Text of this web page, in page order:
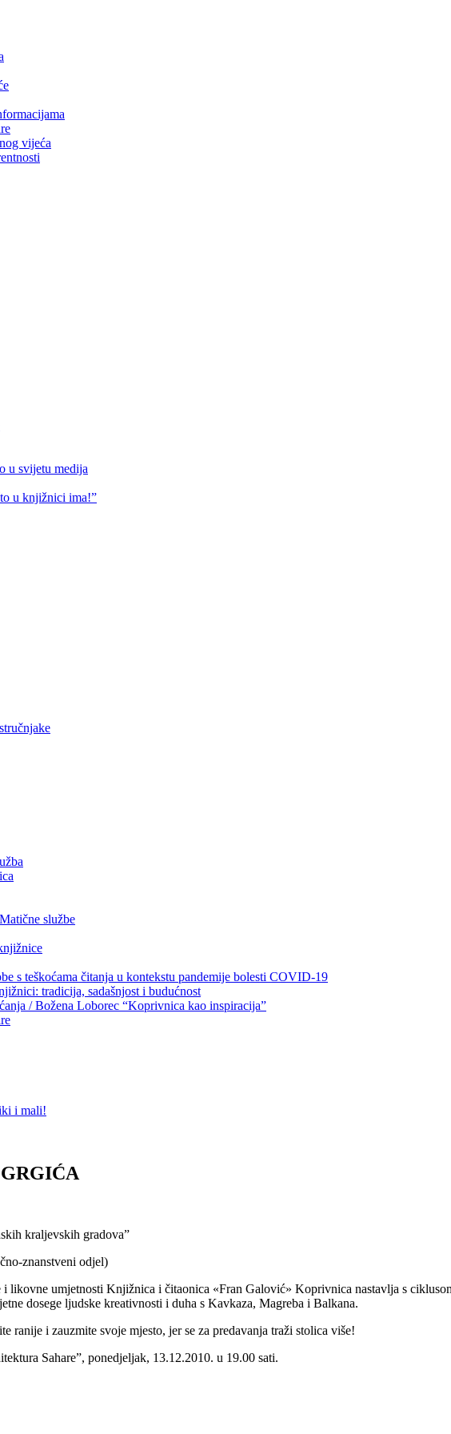
vijeća
u svijetu medija
u knjižnici ima!”
službe
s teškoćama čitanja u kontekstu pandemije bolesti COVID-19
tradicija, sadašnjost i budućnost
/ Božena Loborec “Koprivnica kao inspiracija”
i mali!
kraljevskih gradova”
znanstveni odjel)
likovne umjetnosti Knjižnica i čitaonica «Fran Galović» Koprivnica nastavlja s
dosege ljudske kreativnosti i duha s Kavkaza, Magreba i Balkana.
ranije i zauzmite svoje mjesto, jer se za predavanja traži stolica više!
Sahare”, ponedjeljak, 13.12.2010. u 19.00 sati.